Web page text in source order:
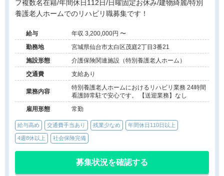
フ複数名在籍/年間休日112日/日曜固定お休み/建物綺麗/特別
養護老人ホームでのリハビリ職募集です！
給与
年収 3,200,000円 〜
勤務地
宮城県仙台市太白区茂庭2丁目3番21
施設形態
介護保険関連施設（特別養護老人ホーム）
交通費
支給あり
業務内容
特別養護老人ホームにおけるリハビリ業務 24時間
看護師常駐で安心です。 【送迎業務】なし
雇用形態
常勤
給与高め 交通費手当あり 残業少なめ 年間休日110日以上
4週8休以上 社会保険完備
募集状況を確認する